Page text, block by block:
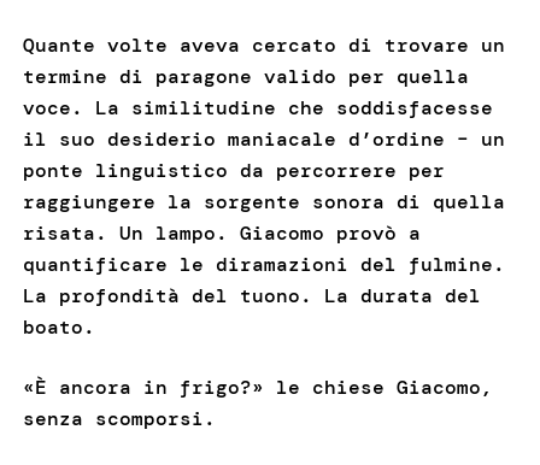
Quante volte aveva cercato di trovare un
termine di paragone valido per quella
voce. La similitudine che soddisfacesse
il suo desiderio maniacale d’ordine – un
ponte linguistico da percorrere per
raggiungere la sorgente sonora di quella
risata. Un lampo. Giacomo provò a
quantificare le diramazioni del fulmine.
La profondità del tuono. La durata del
boato.
«È ancora in frigo?» le chiese Giacomo,
senza scomporsi.